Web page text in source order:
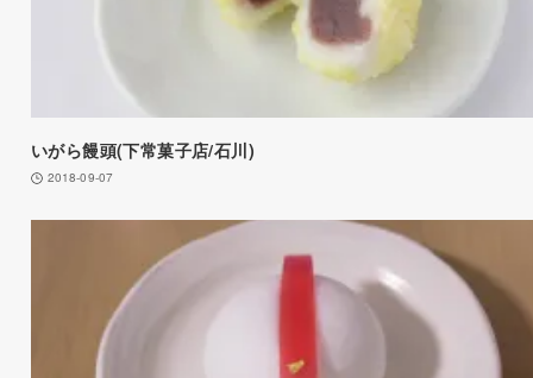
いがら饅頭(下常菓子店/石川)
2018-09-07